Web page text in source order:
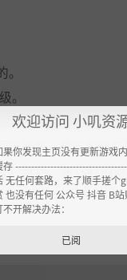
。
比赛、枪支和终
。然后，在1对1的
欢迎访问 小叽资
果你发现主页没有更新游戏
存
无任何套路，来了顺手搓个
也没有任何 公众号 抖音 B
不开解决办法：
已阅